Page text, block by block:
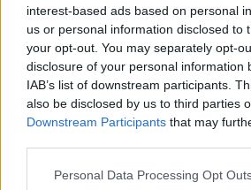
interest-based ads based on personal
us or personal information disclosed to
your opt-out. You may separately opt-
disclosure of your personal information
IAB’s list of downstream participants.
also be disclosed by us to third parties
Downstream Participants that may
Please note that this website/app uses
Personal Data Processing Opt
A hajótársaságok előnyben
akik már dolgoztak
közkedvelt foglalkozás (mint
pénztáros, stb.), csak gyakran
hozzáférhető, de új
állásba (pozícióba), ha a